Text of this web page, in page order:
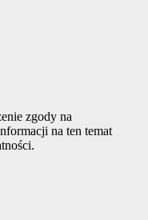
zgody na
na ten temat